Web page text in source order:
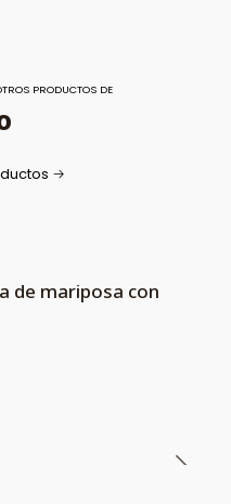
PRODUCTOS DE
de mariposa con